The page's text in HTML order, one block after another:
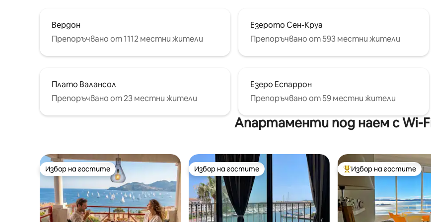
Вердон
Препоръчвано от 1112 местни жители
Езерото Сен-Круа
Препоръчвано от 593 местни жители
Плато Валансол
Препоръчвано от 23 местни жители
Езеро Еспаррон
Препоръчвано от 59 местни жители
Апартаменти под наем с Wi-
Избор на гостите
Избор на гостите Избор на гостите
Избор на гостите Най-популярен избор на
Избор на гостите